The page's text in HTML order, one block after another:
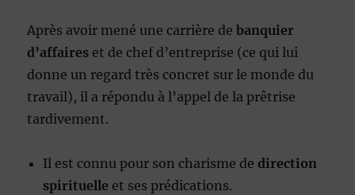
Après avoir mené une carrière debanquier
d’affaires et de chef d’entreprise (ce qui lui
donne un regard très concret sur le monde du
travail), il a répondu à l’appel de la prêtrise
tardivement.
Il est connu pour son charisme dedirection
spirituelle et ses prédications.